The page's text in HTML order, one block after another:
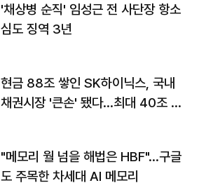
'채상병 순직' 임성근 전 사단장 항소
심도 징역 3년
현금 88조 쌓인 SK하이닉스, 국내
채권시장 '큰손' 됐다…최대 40조 투
"메모리 월 넘을 해법은 HBF"…구글
도 주목한 차세대 AI 메모리